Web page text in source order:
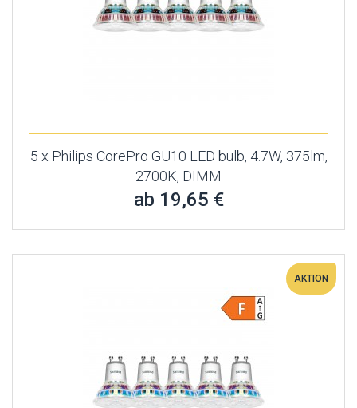
5 x Philips CorePro GU10 LED bulb, 4.7W, 375lm,
2700K, DIMM
ab 19,65 €
AKTION